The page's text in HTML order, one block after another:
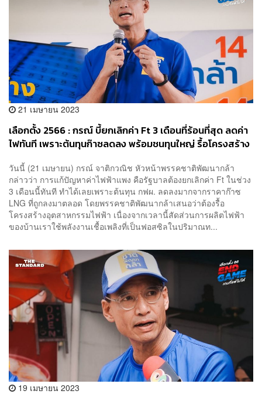
21 เมษายน 2023
เลือกตั้ง 2566 : กรณ์ บี้ยกเลิกค่า Ft 3 เดือนที่ร้อนที่สุด ลดค่า
ไฟทันที เพราะต้นทุนก๊าซลดลง พร้อมชนทุนใหญ่ รื้อโครงสร้าง
วันนี้ (21 เมษายน) กรณ์ จาติกวณิช หัวหน้าพรรคชาติพัฒนากล้า
กล่าวว่า การแก้ปัญหาค่าไฟฟ้าแพง คือรัฐบาลต้องยกเลิกค่า Ft ในช่วง
3 เดือนนี้ทันที ทำได้เลยเพราะต้นทุน กฟผ. ลดลงมากจากราคาก๊าซ
LNG ที่ถูกลงมาตลอด โดยพรรคชาติพัฒนากล้าเสนอว่าต้องรื้อ
โครงสร้างอุตสาหกรรมไฟฟ้า เนื่องจากเวลานี้สัดส่วนการผลิตไฟฟ้า
ของบ้านเราใช้พลังงานเชื้อเพลิงที่เป็นฟอสซิลในปริมาณท...
19 เมษายน 2023